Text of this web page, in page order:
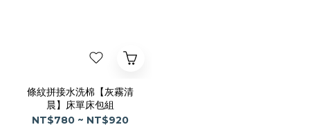
條紋拼接水洗棉【灰霧清
晨】床單床包組
NT$780 ~ NT$920